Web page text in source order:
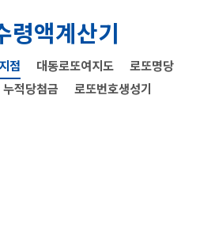
령액계산기
점 대동로또여지도
로또명당
누적당첨금 로또번호생성기